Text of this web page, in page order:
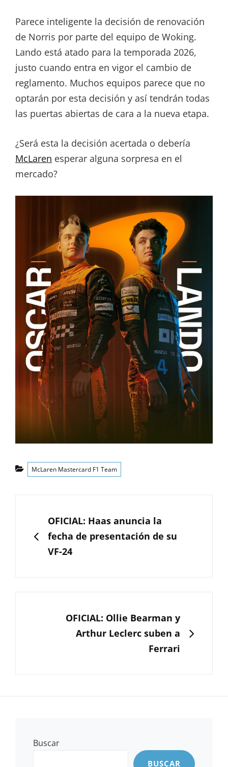
Parece inteligente la decisión de renovación
de Norris por parte del equipo de Woking.
Lando está atado para la temporada 2026,
justo cuando entra en vigor el cambio de
reglamento. Muchos equipos parece que no
optarán por esta decisión y así tendrán todas
las puertas abiertas de cara a la nueva etapa.
¿Será esta la decisión acertada o debería
McLaren esperar alguna sorpresa en el
mercado?
Categorías
McLaren Mastercard F1 Team
entradas
ANTERIOR
OFICIAL: Haas anuncia la
fecha de presentación de su
VF-24
SIGUIENTEOFICIAL: Ollie Bearman y
Arthur Leclerc suben a
Ferrari
Buscar
BUSCAR